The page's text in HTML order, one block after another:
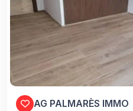
AG PALMARÈS IMMO